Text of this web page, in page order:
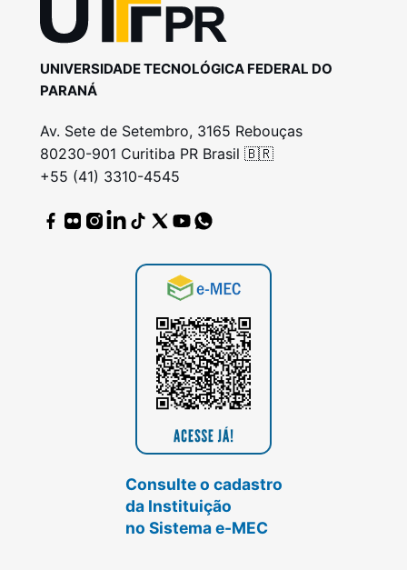
UNIVERSIDADE TECNOLÓGICA FEDERAL DO
PARANÁ
Av. Sete de Setembro, 3165 Rebouças
80230-901 Curitiba PR Brasil 🇧🇷
+55 (41) 3310-4545
Consulte o cadastro
da Instituição
no Sistema e-MEC